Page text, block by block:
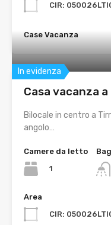
CIR:
Case Vacanza
In evidenza
Casa vacanza
Bilocale in centro a
angolo…
Camere da letto
1
Area
CIR: